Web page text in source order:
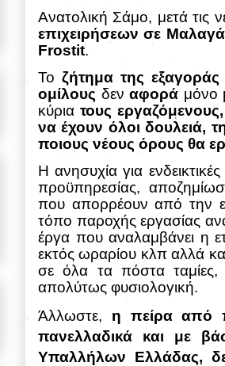
Ανατολική Σάμο, μετά τις
επιχειρήσεων σε
Frostit.
Τοζήτημα της
ομίλους δεναφορά μόνο
κύριατους
να έχουν όλοι δουλειά,
ποιους νέους όρους θα
Η ανησυχία για
προϋπηρεσίας,
που απορρέουν από την
τόπο παροχής εργασίας ανά
έργα που αναλαμβάνει η
εκτός ωραρίου κλπ αλλά
σε όλα τα πόστα ταμίες,
απολύτως φυσιολογική.
Άλλωστε, η πείρα από
πανελλαδικά και με
Υπαλλήλων Ελλάδας,